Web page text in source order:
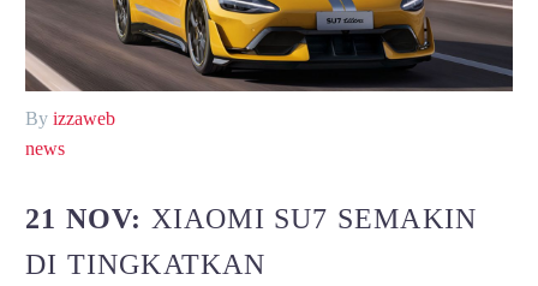
By izzaweb
news
21 NOV: XIAOMI SU7 SEMAKIN
DI TINGKATKAN